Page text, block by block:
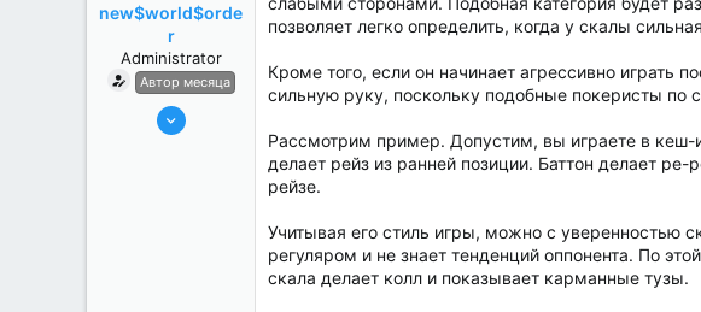
new$world$orde
r
Administrator
Автор месяца
27 Май 2022
позволяет легко определить, когда у скалы
Кроме того, если он начинает агрессивно играть
сильную руку, поскольку подобные покеристы по
Рассмотрим пример. Допустим, вы играете в кеш-
делает рейз из ранней позиции. Баттон делает
рейзе.
Учитывая его стиль игры, можно с уверенностью
регуляром и не знает тенденций оппонента. По
скала делает колл и показывает карманные тузы.